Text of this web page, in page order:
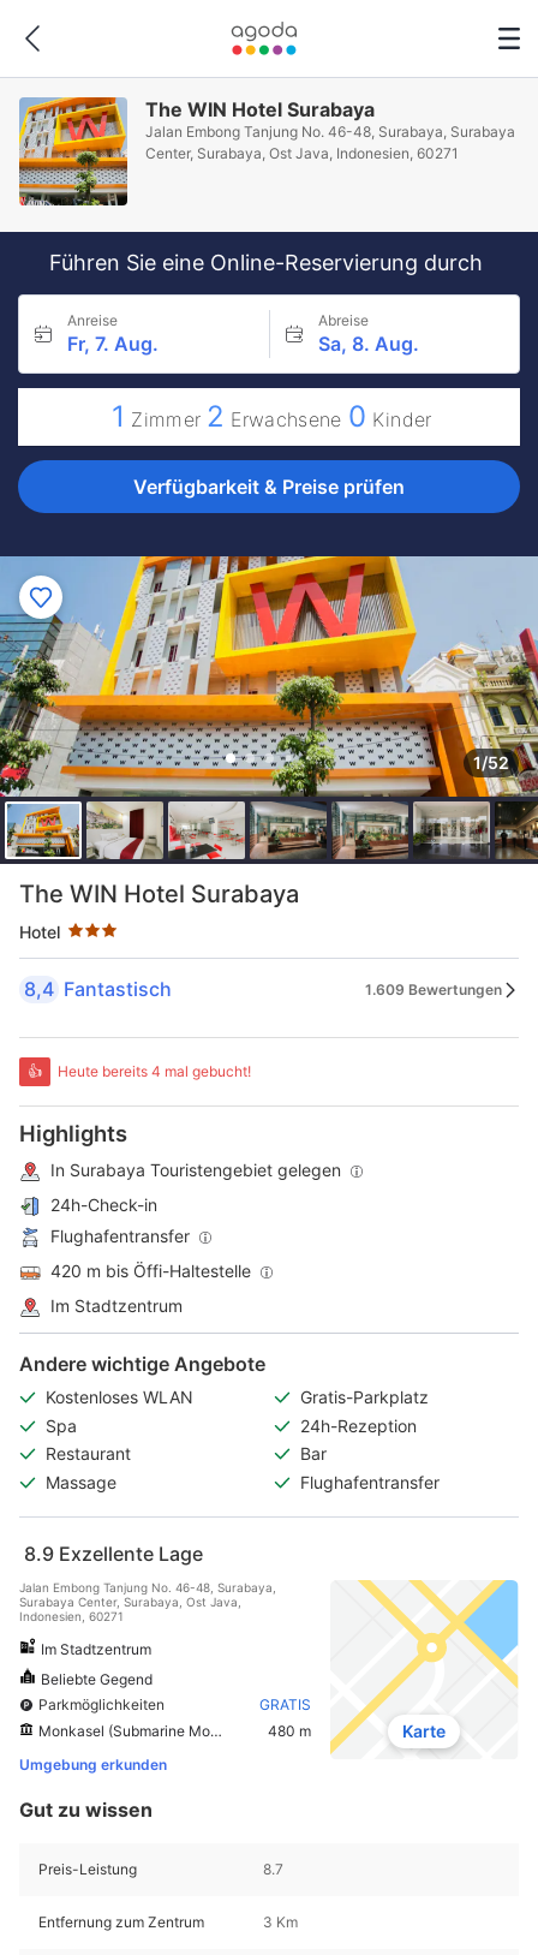
The WIN Hotel Surabaya
Jalan Embong Tanjung No. 46-48, Surabaya, Surabaya
Center, Surabaya, Ost Java, Indonesien, 60271
Führen Sie eine Online-Reservierung durch
Anreise
Fr, 7. Aug.
Abreise
Sa, 8. Aug.
1 Zimmer 2 Erwachsene 0 Kinder
Verfügbarkeit & Preise prüfen
1/52
The WIN Hotel Surabaya
Hotel
Sternekategorie: 3 Sterne
8,4 Fantastisch 1.609 Bewertungen
👍 Heute bereits 4 mal gebucht!
Highlights
In Surabaya Touristengebiet gelegen
24h-Check-in
Flughafentransfer
420 m bis Öffi-Haltestelle
Im Stadtzentrum
Andere wichtige Angebote
Kostenloses WLAN
Gratis-Parkplatz
Spa
24h-Rezeption
Restaurant
Bar
Massage
Flughafentransfer
8.9 Exzellente Lage
Jalan Embong Tanjung No. 46-48, Surabaya,
Surabaya Center, Surabaya, Ost Java,
Indonesien, 60271
Im Stadtzentrum
Beliebte Gegend
Parkmöglichkeiten
GRATIS
Monkasel (Submarine Monument)
480 m
Umgebung erkunden
Karte
Gut zu wissen
Preis-Leistung 8.7
Entfernung zum Zentrum 3 Km